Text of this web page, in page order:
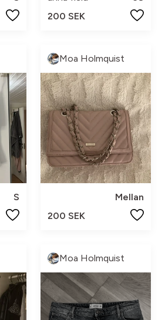
200 SEK
S
Moa Holmquist
Mellan
200 SEK
Moa Holmquist